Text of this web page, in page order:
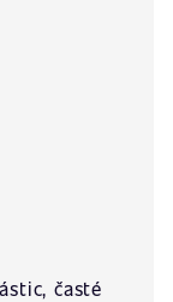
časté